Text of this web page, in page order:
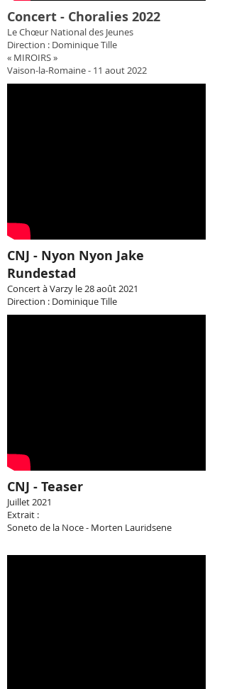
Concert - Choralies 2022
Le Chœur National des Jeunes
Direction : Dominique Tille
« MIROIRS »
Vaison-la-Romaine - 11 aout 2022
CNJ - Nyon Nyon Jake
Rundestad
Concert à Varzy le 28 août 2021
Direction : DominiqueTille
CNJ - Teaser
Juillet 2021
Extrait :
Soneto de la Noce - Morten Lauridsene​​